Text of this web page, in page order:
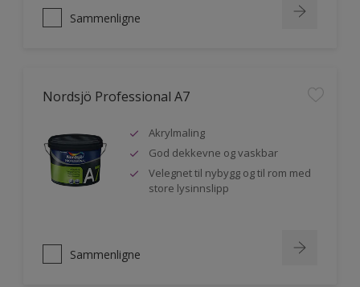
Sammenligne
Nordsjö Professional A7
Akrylmaling
God dekkevne og vaskbar
Velegnet til nybygg og til rom med
store lysinnslipp
Sammenligne